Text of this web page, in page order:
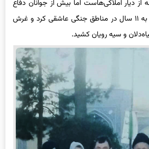
از دیار املاکی‌هاست اما بیش از جوانان دفاع
مقدس، یعنی نزدیک به ۱۱ سال در مناطق جنگی عاشقی کرد و غرش
و سیه رویان کشید.